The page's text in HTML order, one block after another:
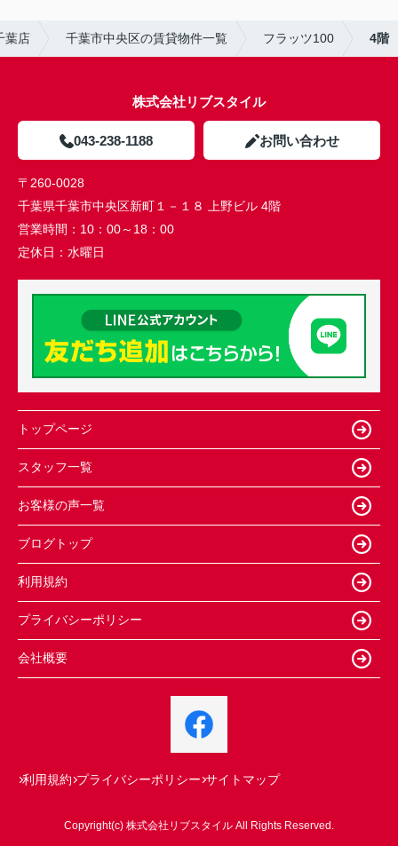
葉店 千葉市中央区の賃貸物件一覧 フラッツ100 4階
株式会社リブスタイル
043-238-1188 お問い合わせ
〒260-0028
千葉県千葉市中央区新町１－１８ 上野ビル 4階
営業時間： 10：00～18：00
定休日： 水曜日
トップページ
スタッフ一覧
お客様の声一覧
ブログトップ
利用規約
プライバシーポリシー
会社概要
利用規約 プライバシーポリシー サイトマップ
Copyright(c) 株式会社リブスタイル All Rights Reserved.